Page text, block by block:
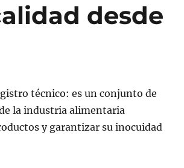
desde
técnico: es un conjunto de
la industria alimentaria
y garantizar su inocuidad